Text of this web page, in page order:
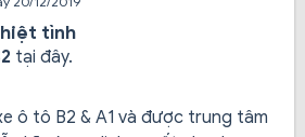
thi sát hạch lái xe.
hợp lý:
qua 1 khâu trung gian nào cả,
tình
tại đây.
ô tô B2 & A1 và được trung tâm